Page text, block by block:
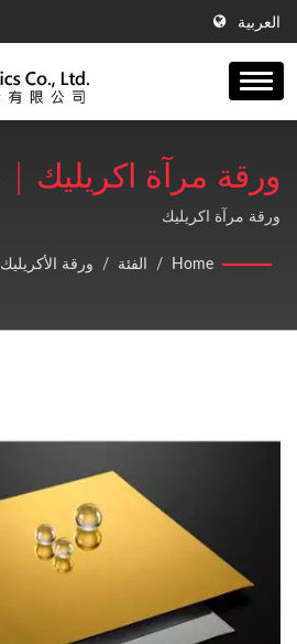
العربية
ورقة مرآة اكريليك
Home
/ الفئة / ورقة الأكريليك